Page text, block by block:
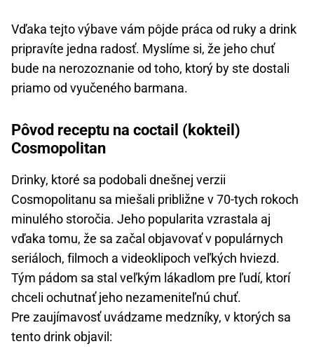
Vďaka tejto výbave vám pôjde práca od ruky a drink
pripravíte jedna radosť. Myslíme si, že jeho chuť
bude na nerozoznanie od toho, ktorý by ste dostali
priamo od vyučeného barmana.
Pôvod receptu na coctail (kokteil)
Cosmopolitan
Drinky, ktoré sa podobali dnešnej verzii
Cosmopolitanu sa miešali približne v 70-tych rokoch
minulého storočia. Jeho popularita vzrastala aj
vďaka tomu, že sa začal objavovať v populárnych
seriáloch, filmoch a videoklipoch veľkých hviezd.
Tým pádom sa stal veľkým lákadlom pre ľudí, ktorí
chceli ochutnať jeho nezameniteľnú chuť.
Pre zaujímavosť uvádzame medzníky, v ktorých sa
tento drink objavil: